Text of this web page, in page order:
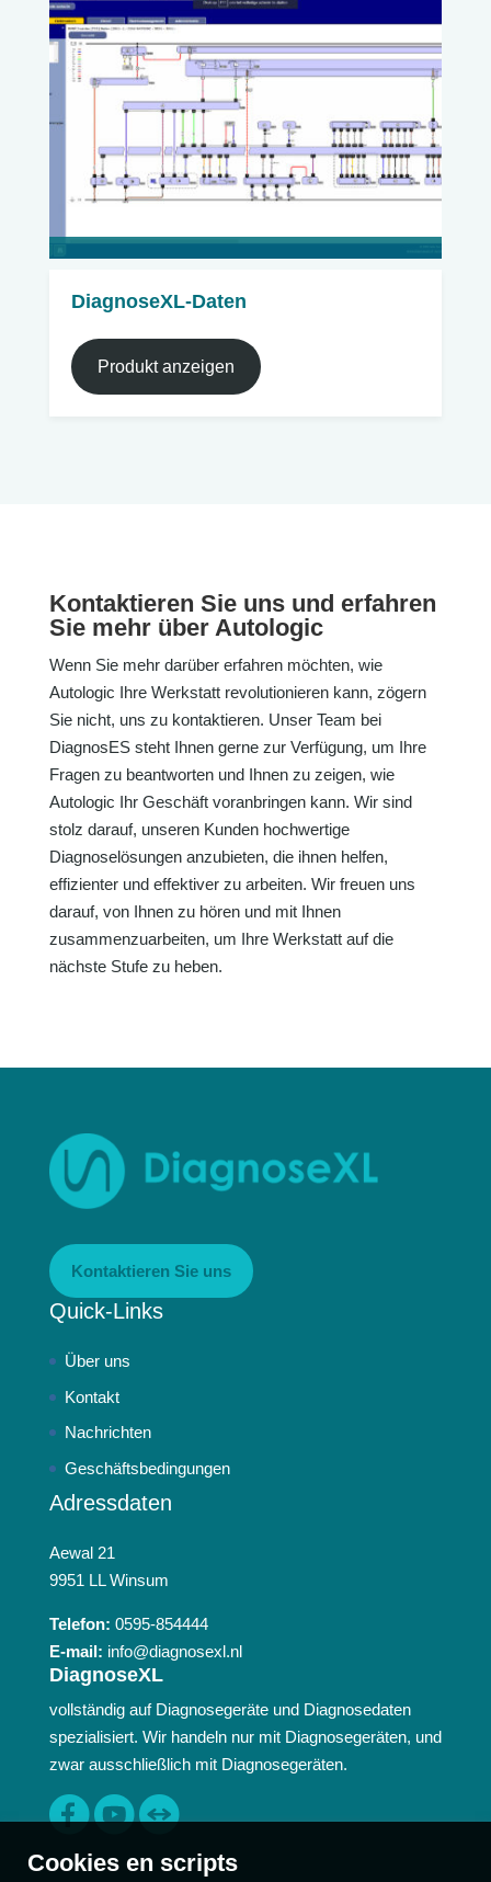
DiagnoseXL-Daten
Produkt anzeigen
Kontaktieren Sie uns und erfahren
Sie mehr über Autologic
Wenn Sie mehr darüber erfahren möchten, wie
Autologic Ihre Werkstatt revolutionieren kann, zögern
Sie nicht, uns zu kontaktieren. Unser Team bei
DiagnosES steht Ihnen gerne zur Verfügung, um Ihre
Fragen zu beantworten und Ihnen zu zeigen, wie
Autologic Ihr Geschäft voranbringen kann. Wir sind
stolz darauf, unseren Kunden hochwertige
Diagnoselösungen anzubieten, die ihnen helfen,
effizienter und effektiver zu arbeiten. Wir freuen uns
darauf, von Ihnen zu hören und mit Ihnen
zusammenzuarbeiten, um Ihre Werkstatt auf die
nächste Stufe zu heben.
Kontaktieren Sie uns
Quick-Links
Über uns
Kontakt
Nachrichten
Geschäftsbedingungen
Adressdaten
Aewal 21
9951 LL Winsum
Telefon: 0595-854444
E-mail: info@diagnosexl.nl
DiagnoseXL
vollständig auf Diagnosegeräte und Diagnosedaten
spezialisiert. Wir handeln nur mit Diagnosegeräten, und
zwar ausschließlich mit Diagnosegeräten.
Cookies en scripts